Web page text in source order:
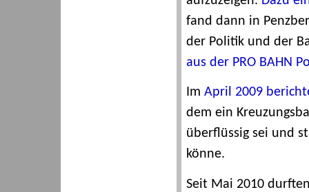
fand dann in
der Politik und der
aus der PRO BAHN
Im April 2009
dem ein
überflüssig sei und
könne.
Seit Mai 2010